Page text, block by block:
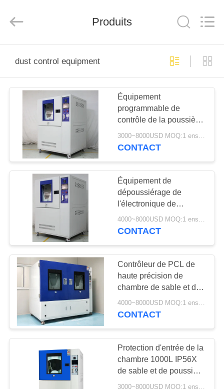
PRODUITS
SUJET
NOUS
VISITE
D'USINE
CONTRÔLE
DE
QUALITÉ
CONTACTEZ-
NOUS
DEMANDEZ
UNE
Technology
Produits
dust control equipment
Équipement
programmable de
contrôle de la poussière
de classe d'IP de
chambre d'essai de
3000~8000USD MOQ:1 ensemble
CONTACT
Équipement de
dépoussiérage de
l'électronique de
chambre d'essai de la
poussière de sable de
4000~8000USD MOQ:1 ensemble
CONTACT
Contrôleur de PCL de
haute précision de
chambre de sable et de
poussière de résistance
à la poussière de LIYI
4000~8000USD MOQ:1 ensemble
CONTACT
Protection d'entrée de la
chambre 1000L IP56X
de sable et de poussière
de laboratoire d'acier